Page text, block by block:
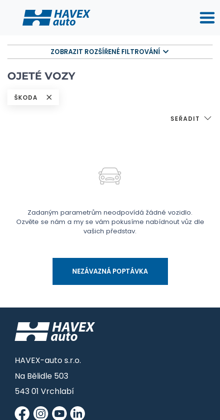
ZOBRAZIT ROZŠÍŘENÉ FILTROVÁNÍ
OJETÉ VOZY
ŠKODA
SEŘADIT
Zadaným parametrům neodpovídá žádné vozidlo.
Ozvěte se nám a my se vám pokusíme nabídnout vůz dle
vašich představ.
NEZÁVAZNÁ POPTÁVKA
HAVEX-auto s.r.o.
Na Bělidle 503
543 01 Vrchlabí